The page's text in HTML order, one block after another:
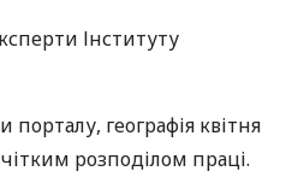
Інституту
порталу, географія квітня
розподілом праці.